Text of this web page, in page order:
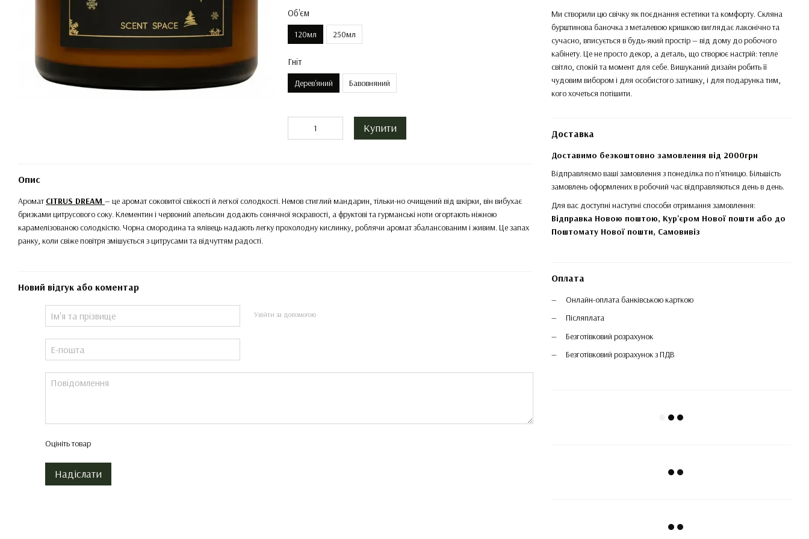
Об'єм
120мл 250мл
Гніт
Дерев'яний Бавовняний
Купити
Ми створили цю свічку як поєднання естетики та комфорту. Скляна
бурштинова баночка з металевою кришкою виглядає лаконічно та
сучасно, вписується в будь-який простір — від дому до робочого
кабінету. Це не просто декор, а деталь, що створює настрій: тепле
світло, спокій та момент для себе. Вишуканий дизайн робить її
чудовим вибором і для особистого затишку, і для подарунка тим,
кого хочеться потішити.
Доставка
Доставимо безкоштовно замовлення від 2000грн
Відправляємо ваші замовлення з понеділка по п'ятницю. Більшість
замовлень оформлених в робочий час відправляються день в день.
Для вас доступні наступні способи отримання замовлення:
Відправка Новою поштою, Кур'єром Нової пошти або до
Поштомату Нової пошти, Самовивіз
Оплата
Онлайн-оплата банківською карткою
Післяплата
Безготівковий розрахунок
Безготівковий розрахунок з ПДВ
Опис
Аромат CITRUS DREAM — це аромат соковитої свіжості й легкої солодкості. Немов стиглий мандарин, тільки-но очищений від шкірки, він вибухає
бризками цитрусового соку. Клементин і червоний апельсин додають сонячної яскравості, а фруктові та гурманські ноти огортають ніжною
карамелізованою солодкістю. Чорна смородина та ялівець надають легку прохолодну кислинку, роблячи аромат збалансованим і живим. Це запах
ранку, коли свіже повітря змішується з цитрусами та відчуттям радості.
Новий відгук або коментар
Увійти за допомогою
Оцініть товар
Надіслати